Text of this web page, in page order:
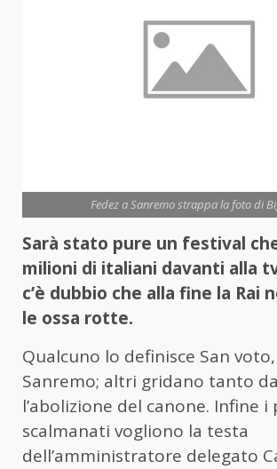
Fedez a Sanremo strappa la foto di
Sarà stato pure un festival
milioni di italiani davanti alla
c’è dubbio che alla fine la Rai
le ossa rotte.
Qualcuno lo definisce San
Sanremo; altri gridano tanto
l’abolizione del canone. Infine i
scalmanati vogliono la testa
dell’amministratore delegato